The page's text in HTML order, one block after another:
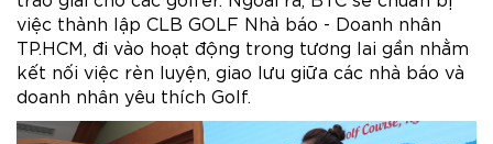
việc thành lập CLB GOLF Nhà báo - Doanh nhân
TP.HCM, đi vào hoạt động trong tương lai gần nhằm
kết nối việc rèn luyện, giao lưu giữa các nhà báo và
doanh nhân yêu thích Golf.